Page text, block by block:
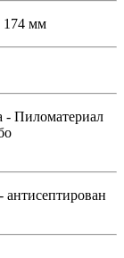
мм
- Пиломатериал